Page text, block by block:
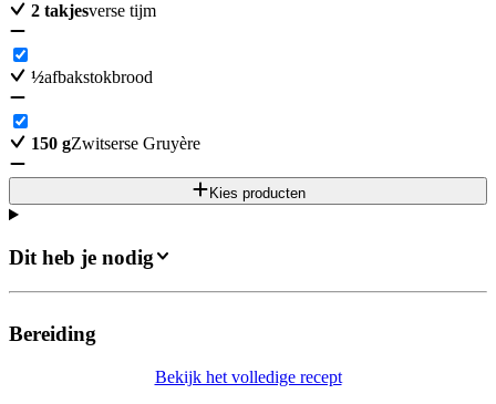
2 takjesverse tijm
½afbakstokbrood
150 gZwitserse Gruyère
Kies producten
Dit heb je nodig
Bereiding
Bekijk het volledige recept